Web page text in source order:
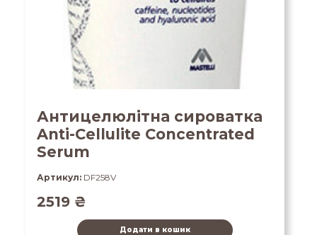
Антицелюлітна сироватка
Anti-Cellulite Concentrated
Serum
Артикул: DF258V
2519 ₴
Додати в кошик